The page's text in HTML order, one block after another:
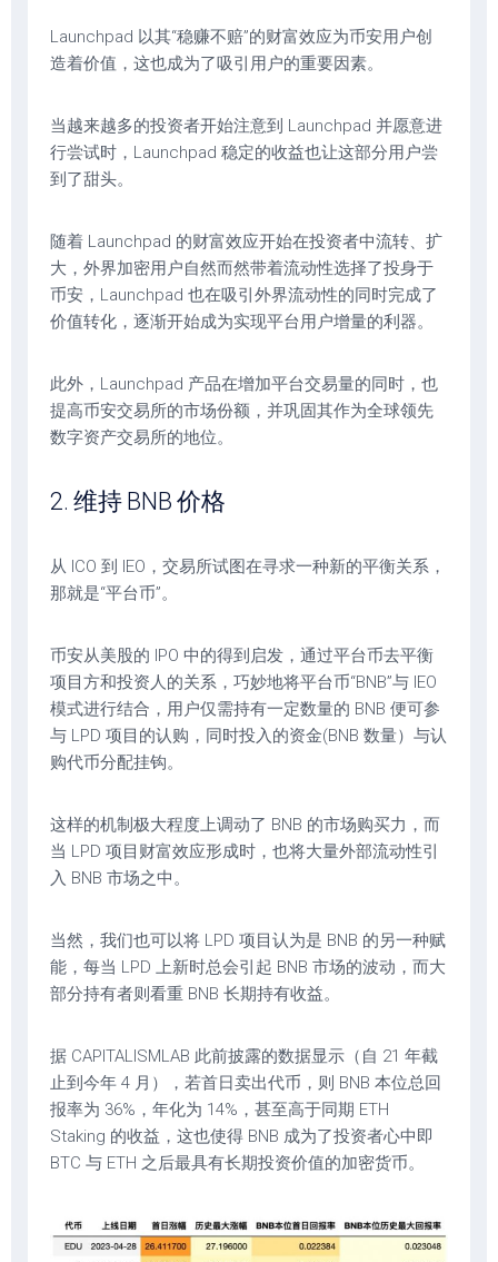
Launchpad 以其“稳赚不赔”的财富效应为币安用户创
造着价值，这也成为了吸引用户的重要因素。
当越来越多的投资者开始注意到 Launchpad 并愿意进
行尝试时，Launchpad 稳定的收益也让这部分用户尝
到了甜头。
随着 Launchpad 的财富效应开始在投资者中流转、扩
大，外界加密用户自然而然带着流动性选择了投身于
币安，Launchpad 也在吸引外界流动性的同时完成了
价值转化，逐渐开始成为实现平台用户增量的利器。
此外，Launchpad 产品在增加平台交易量的同时，也
提高币安交易所的市场份额，并巩固其作为全球领先
数字资产交易所的地位。
2. 维持 BNB 价格
从 ICO 到 IEO，交易所试图在寻求一种新的平衡关系，
那就是“平台币”。
币安从美股的 IPO 中的得到启发，通过平台币去平衡
项目方和投资人的关系，巧妙地将平台币“BNB”与 IEO
模式进行结合，用户仅需持有一定数量的 BNB 便可参
与 LPD 项目的认购，同时投入的资金(BNB 数量）与认
购代币分配挂钩。
这样的机制极大程度上调动了 BNB 的市场购买力，而
当 LPD 项目财富效应形成时，也将大量外部流动性引
入 BNB 市场之中。
当然，我们也可以将 LPD 项目认为是 BNB 的另一种赋
能，每当 LPD 上新时总会引起 BNB 市场的波动，而大
部分持有者则看重 BNB 长期持有收益。
据 CAPITALISMLAB 此前披露的数据显示（自 21 年截
止到今年 4 月），若首日卖出代币，则 BNB 本位总回
报率为 36%，年化为 14%，甚至高于同期 ETH
Staking 的收益，这也使得 BNB 成为了投资者心中即
BTC 与 ETH 之后最具有长期投资价值的加密货币。